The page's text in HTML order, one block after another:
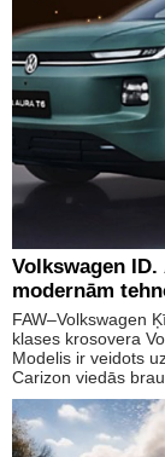
Volkswagen
modernām
FAW–Volkswagen
klases krosovera
Modelis ir veidots
Carizon viedās